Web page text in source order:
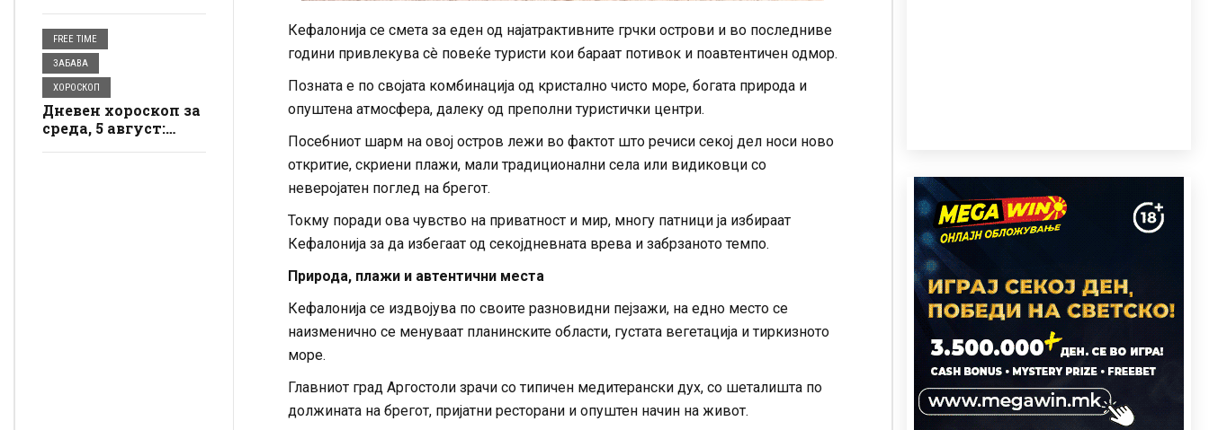
што ја чекал долго
време – сите врати
му се отвораат
FREE TIME
ЗАБАВА
ХОРОСКОП
Дневен хороскоп за
среда, 5 август:
Кефалонија се смета за еден од најатрактивните грчки острови и во последниве
години привлекува сè повеќе туристи кои бараат потивок и поавтентичен одмор.
Позната е по својата комбинација од кристално чисто море, богата природа и
опуштена атмосфера, далеку од преполни туристички центри.
Посебниот шарм на овој остров лежи во фактот што речиси секој дел носи ново
откритие, скриени плажи, мали традиционални села или видиковци со
неверојатен поглед на брегот.
Токму поради ова чувство на приватност и мир, многу патници ја избираат
Кефалонија за да избегаат од секојдневната врева и забрзаното темпо.
Природа, плажи и автентични места
Кефалонија се издвојува по своите разновидни пејзажи, на едно место се
наизменично се менуваат планинските области, густата вегетација и тиркизното
море.
Главниот град Аргостоли зрачи со типичен медитерански дух, со шеталишта по
должината на брегот, пријатни ресторани и опуштен начин на живот.